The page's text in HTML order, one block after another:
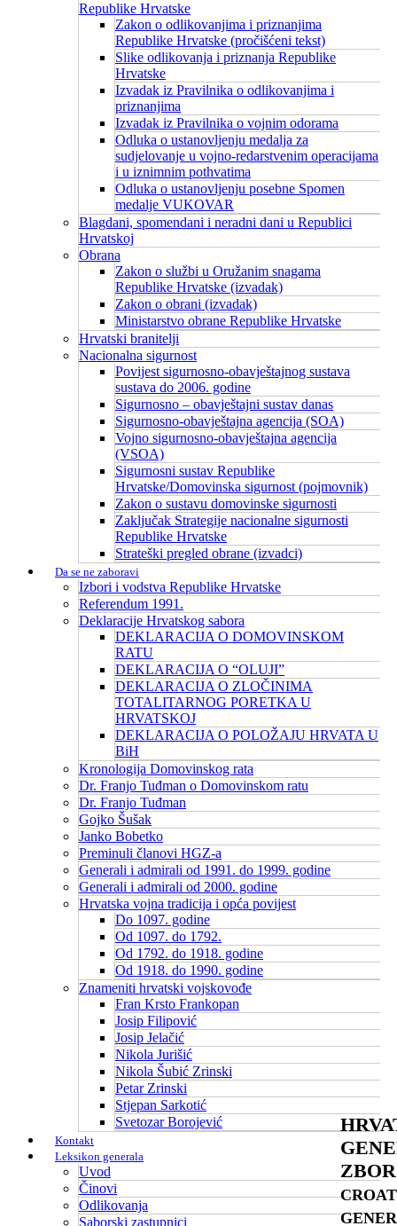
ZBOR
Republike Hrvatske
Zakon o odlikovanjima i priznanjima
Republike Hrvatske (pročišćeni tekst)
Slike odlikovanja i priznanja Republike
Hrvatske
Izvadak iz Pravilnika o odlikovanjima i
priznanjima
Izvadak iz Pravilnika o vojnim odorama
Odluka o ustanovljenju medalja za
sudjelovanje u vojno-redarstvenim operacijama
i u iznimnim pothvatima
Odluka o ustanovljenju posebne Spomen
medalje VUKOVAR
Blagdani, spomendani i neradni dani u Republici
Hrvatskoj
Obrana
Zakon o službi u Oružanim snagama
Republike Hrvatske (izvadak)
Zakon o obrani (izvadak)
Ministarstvo obrane Republike Hrvatske
Hrvatski branitelji
Nacionalna sigurnost
Povijest sigurnosno-obavještajnog sustava
sustava do 2006. godine
Sigurnosno – obavještajni sustav danas
Sigurnosno-obavještajna agencija (SOA)
Vojno sigurnosno-obavještajna agencija
(VSOA)
Sigurnosni sustav Republike
Hrvatske/Domovinska sigurnost (pojmovnik)
Zakon o sustavu domovinske sigurnosti
Zaključak Strategije nacionalne sigurnosti
Republike Hrvatske
Strateški pregled obrane (izvadci)
Da se ne zaboravi
Izbori i vodstva Republike Hrvatske
Referendum 1991.
Deklaracije Hrvatskog sabora
DEKLARACIJA O DOMOVINSKOM
RATU
DEKLARACIJA O “OLUJI”
DEKLARACIJA O ZLOČINIMA
TOTALITARNOG PORETKA U
HRVATSKOJ
DEKLARACIJA O POLOŽAJU HRVATA U
BiH
Kronologija Domovinskog rata
Dr. Franjo Tuđman o Domovinskom ratu
Dr. Franjo Tuđman
Gojko Šušak
Janko Bobetko
Preminuli članovi HGZ-a
Generali i admirali od 1991. do 1999. godine
Generali i admirali od 2000. godine
Hrvatska vojna tradicija i opća povijest
Do 1097. godine
Od 1097. do 1792.
Od 1792. do 1918. godine
Od 1918. do 1990. godine
Znameniti hrvatski vojskovođe
Fran Krsto Frankopan
Josip Filipović
Josip Jelačić
Nikola Jurišić
Nikola Šubić Zrinski
Petar Zrinski
Stjepan Sarkotić
Svetozar Borojević
Kontakt
Leksikon generala
Uvod
Činovi
Odlikovanja
Saborski zastupnici